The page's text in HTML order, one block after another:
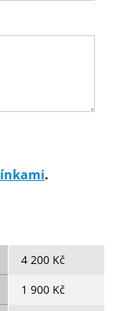
.
4 200 Kč
1 900 Kč